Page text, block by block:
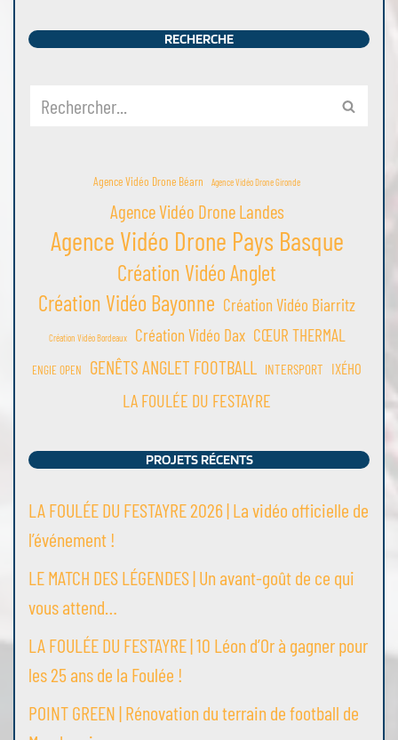
RECHERCHE
Agence Vidéo Drone Béarn Agence Vidéo Drone Gironde
Agence Vidéo Drone Landes
Agence Vidéo Drone Pays Basque
Création Vidéo Anglet
Création Vidéo Bayonne Création Vidéo Biarritz
Création Vidéo Bordeaux Création Vidéo Dax CŒUR THERMAL
ENGIE OPEN GENÊTS ANGLET FOOTBALL INTERSPORT IXÉHO
LA FOULÉE DU FESTAYRE
PROJETS RÉCENTS
LA FOULÉE DU FESTAYRE 2026 | La vidéo officielle de
l’événement !
LE MATCH DES LÉGENDES | Un avant-goût de ce qui
vous attend…
LA FOULÉE DU FESTAYRE | 10 Léon d’Or à gagner pour
les 25 ans de la Foulée !
POINT GREEN | Rénovation du terrain de football de